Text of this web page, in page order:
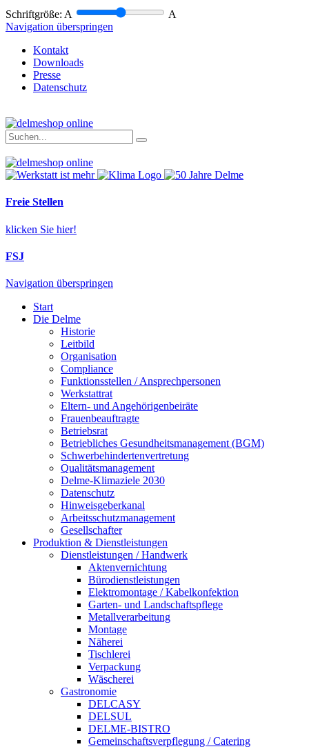
Schriftgröße: A
A
Navigation überspringen
Kontakt
Downloads
Presse
Datenschutz
Freie Stellen
klicken Sie hier!
FSJ
Navigation überspringen
Start
Die Delme
Historie
Leitbild
Organisation
Compliance
Funktionsstellen / Ansprechpersonen
Werkstattrat
Eltern- und Angehörigenbeiräte
Frauenbeauftragte
Betriebsrat
Betriebliches Gesundheitsmanagement (BGM)
Schwerbehindertenvertretung
Qualitätsmanagement
Delme-Klimaziele 2030
Datenschutz
Hinweisgeberkanal
Arbeitsschutzmanagement
Gesellschafter
Produktion & Dienstleistungen
Dienstleistungen / Handwerk
Aktenvernichtung
Bürodienstleistungen
Elektromontage / Kabelkonfektion
Garten- und Landschaftspflege
Metallverarbeitung
Montage
Näherei
Tischlerei
Verpackung
Wäscherei
Gastronomie
DELCASY
DELSUL
DELME-BISTRO
Gemeinschaftsverpflegung / Catering